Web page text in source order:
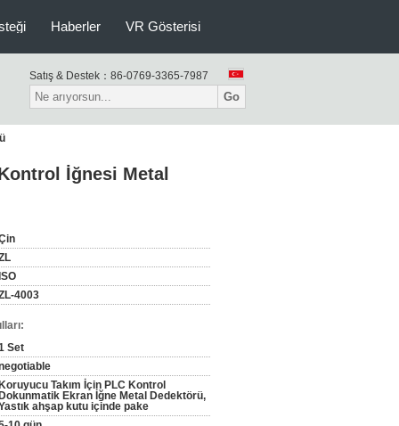
Haberler VR Gösterisi
Satış & Destek： 86-0769-3365-7987
Go
İğnesi Metal
4003
Set
Takım İçin PLC Kontrol
Ekran İğne Metal Dedektörü,
ahşap kutu içinde pake